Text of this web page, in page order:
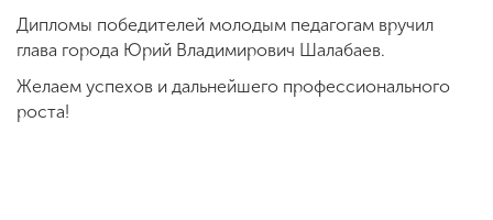
Дипломы победителей молодым педагогам вручил
глава города Юрий Владимирович Шалабаев.
Желаем успехов и дальнейшего профессионального
роста!